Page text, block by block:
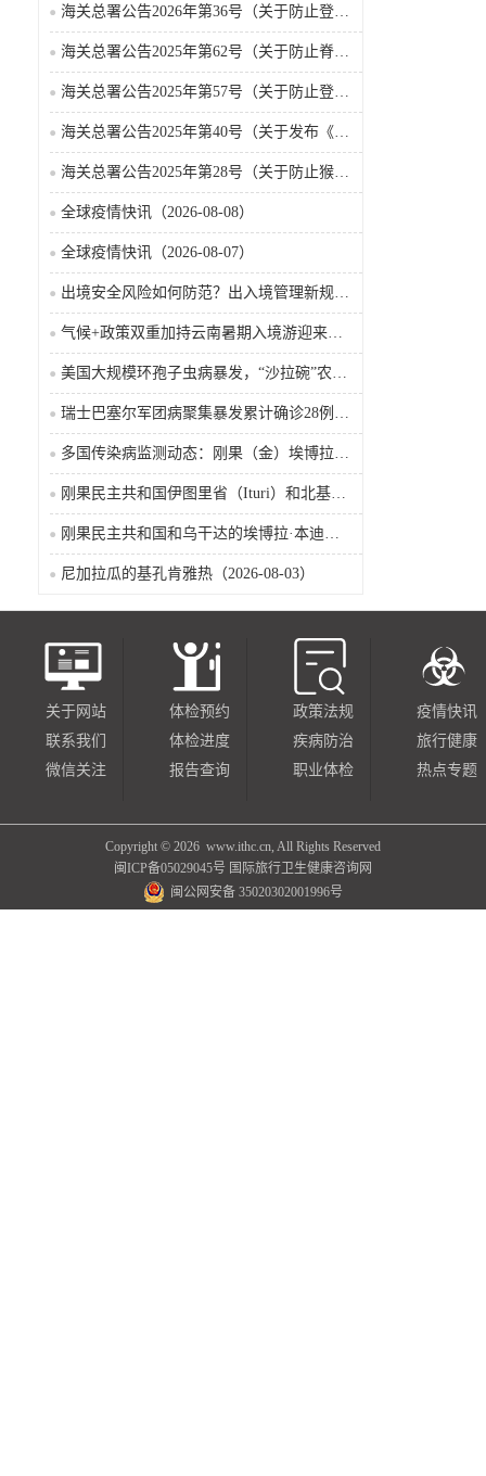
海关总署公告2026年第36号（关于防止登革热疫情传入我国的公告）
海关总署公告2025年第62号（关于防止脊髓灰质炎疫情传入我国的公告）
海关总署公告2025年第57号（关于防止登革热疫情传入我国的公告）
海关总署公告2025年第40号（关于发布《国境口岸传染病监测实施办法》的公告）
海关总署公告2025年第28号（关于防止猴痘疫情传入我国的公告）
全球疫情快讯（2026-08-08）
全球疫情快讯（2026-08-07）
出境安全风险如何防范？出入境管理新规9月15日起施行
气候+政策双重加持云南暑期入境游迎来热潮
美国大规模环孢子虫病暴发，“沙拉碗”农业生产陷入低迷
瑞士巴塞尔军团病聚集暴发累计确诊28例含死亡病例
多国传染病监测动态：刚果（金）埃博拉确诊突破4000例
刚果民主共和国伊图里省（Ituri）和北基伍省（Nord-Kivu）的埃博拉·本迪布乔病毒病（2026-08-04）
刚果民主共和国和乌干达的埃博拉·本迪布乔病毒病（2026-08-04）
尼加拉瓜的基孔肯雅热（2026-08-03）
关于网站
联系我们
微信关注
体检预约
体检进度
报告查询
政策法规
疾病防治
职业体检
疫情快讯
旅行健康
热点专题
Copyright © 2026 www.ithc.cn, All Rights Reserved
闽ICP备05029045号 国际旅行卫生健康咨询网
闽公网安备 35020302001996号